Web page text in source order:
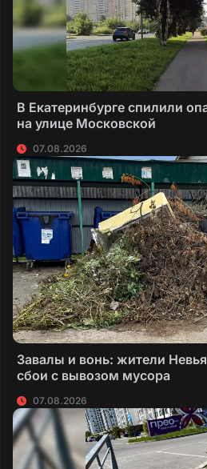
В Екатеринбурге спилили
на улице Московской
07.08.2026
Завалы и вонь: жители
сбои с вывозом мусора
07.08.2026